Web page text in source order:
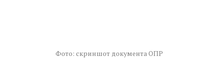
Фото: скриншот документа ОПР